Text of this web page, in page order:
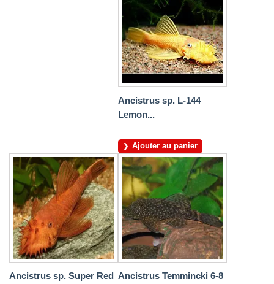
Ancistrus sp. L-144
Lemon...
Ajouter au panier
Ancistrus sp. Super Red Ancistrus Temmincki 6-8